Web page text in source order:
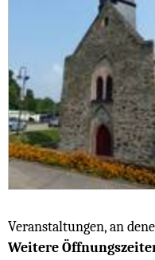
Veranstaltungen, an
Weitere